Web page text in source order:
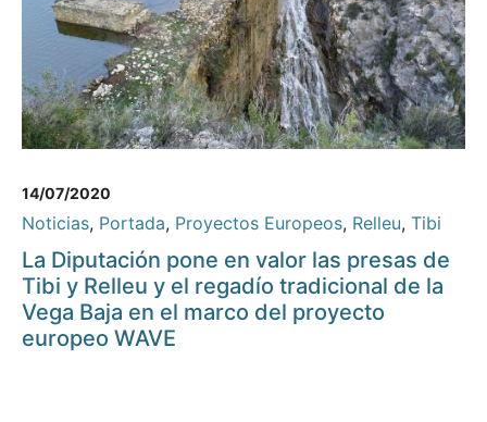
14/07/2020
Noticias, Portada, Proyectos Europeos, Relleu, Tibi
La Diputación pone en valor las presas de
Tibi y Relleu y el regadío tradicional de la
Vega Baja en el marco del proyecto
europeo WAVE